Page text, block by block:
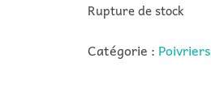
Rupture de stock
Catégorie : Poivriers